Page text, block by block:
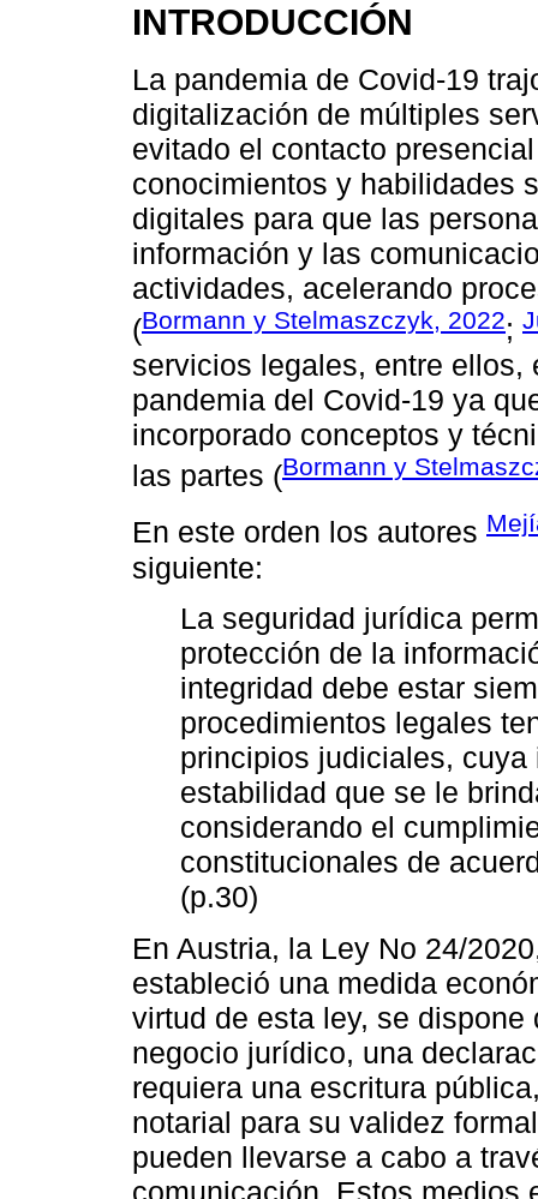
INTRODUCCIÓN
La pandemia de Covid-19
digitalización de múltiples
evitado el contacto
conocimientos y habilidades
digitales para que las
información y las
actividades, acelerando
(Bormann y Stelmaszczyk, 2022;
servicios legales, entre ellos,
pandemia del Covid-19 ya
incorporado conceptos y
las partes (Bormann y
En este orden los autores
siguiente:
La seguridad jurídica
protección de la
integridad debe estar
procedimientos legales
principios judiciales,
estabilidad que se le
considerando el
constitucionales de
(p.30)
En Austria, la Ley No 24/
estableció una medida
virtud de esta ley, se
negocio jurídico, una
requiera una escritura
notarial para su validez
pueden llevarse a cabo a
comunicación. Estos medios